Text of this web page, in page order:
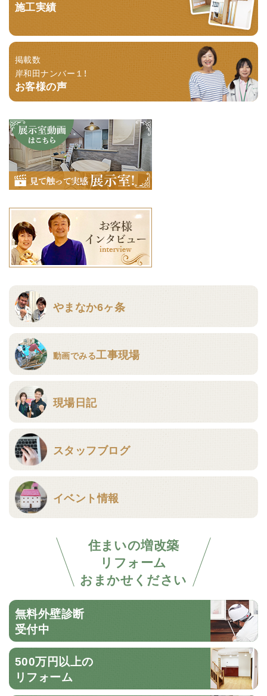
施工実績
掲載数
岸和田ナンバー１！
お客様の声
やまなか6ヶ条
動画でみる工事現場
現場日記
スタッフブログ
イベント情報
住まいの増改築
リフォーム
おまかせください
無料外壁診断
受付中
500万円以上の
リフォーム